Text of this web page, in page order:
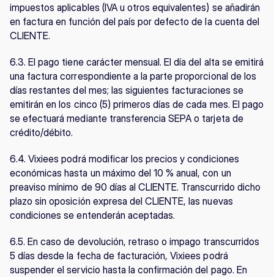
impuestos aplicables (IVA u otros equivalentes) se añadirán
en factura en función del país por defecto de la cuenta del
CLIENTE.
6.3. El pago tiene carácter mensual. El día del alta se emitirá
una factura correspondiente a la parte proporcional de los
días restantes del mes; las siguientes facturaciones se
emitirán en los cinco (5) primeros días de cada mes. El pago
se efectuará mediante transferencia SEPA o tarjeta de
crédito/débito.
6.4. Vixiees podrá modificar los precios y condiciones
económicas hasta un máximo del 10 % anual, con un
preaviso mínimo de 90 días al CLIENTE. Transcurrido dicho
plazo sin oposición expresa del CLIENTE, las nuevas
condiciones se entenderán aceptadas.
6.5. En caso de devolución, retraso o impago transcurridos
5 días desde la fecha de facturación, Vixiees podrá
suspender el servicio hasta la confirmación del pago. En